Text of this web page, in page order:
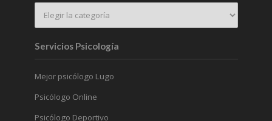
Servicios Psicología
Mejor psicólogo Lugo
Psicólogo Online
Psicólogo Deportivo